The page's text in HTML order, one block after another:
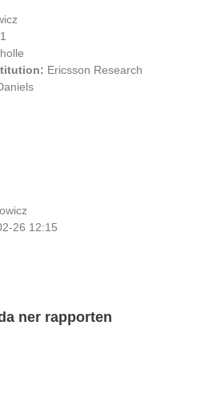
Ericsson Research
26 12:15
ner rapporten